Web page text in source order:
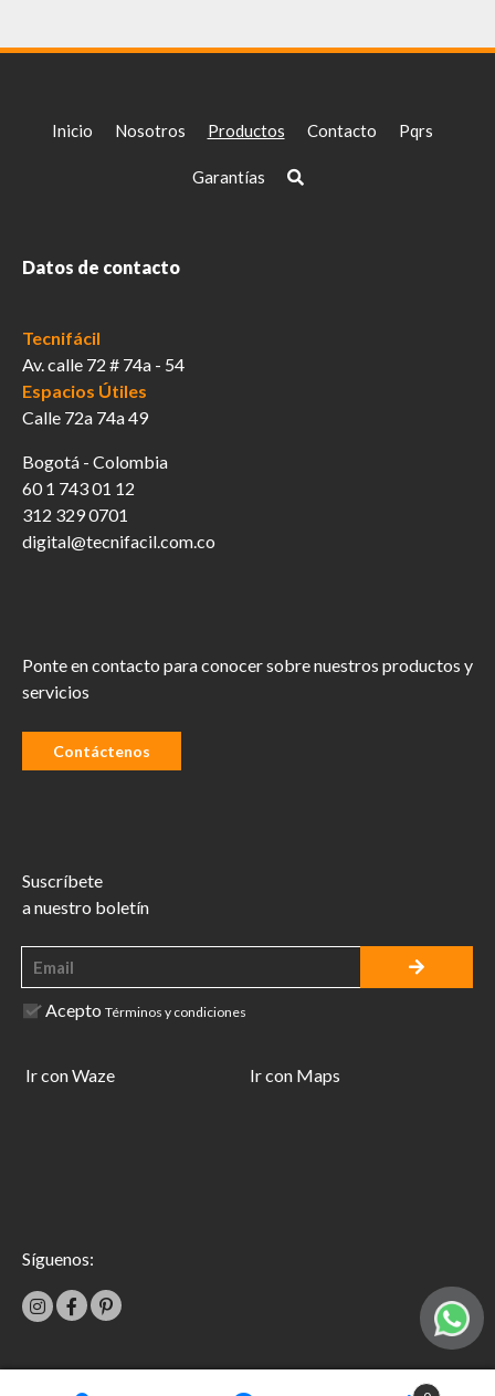
Inicio Nosotros Productos Contacto Pqrs
Garantías
Datos de contacto
Tecnifácil
Av. calle 72 # 74a - 54
Espacios Útiles
Calle 72a 74a 49
Bogotá - Colombia
60 1 743 01 12
312 329 0701
digital@tecnifacil.com.co
Ponte en contacto para conocer sobre nuestros productos y
servicios
Contáctenos
Suscríbete
a nuestro boletín
Acepto Términos y condiciones
Ir con Waze Ir con Maps
Síguenos: